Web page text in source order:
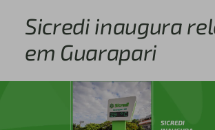
Sicredi inaugura
em Guarapari